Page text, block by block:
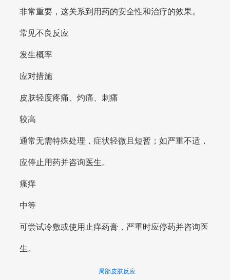
非常重要，这关系到用药的安全性和治疗的效果。
常见不良反应
发生概率
应对措施
皮肤轻度疼痛、灼痛、刺痛
较高
通常无需特殊处理，症状轻微且短暂；如严重不适，
应停止用药并咨询医生。
瘙痒
中等
可尝试冷敷或使用止痒药膏，严重时应停药并咨询医
生。
局部皮肤反应